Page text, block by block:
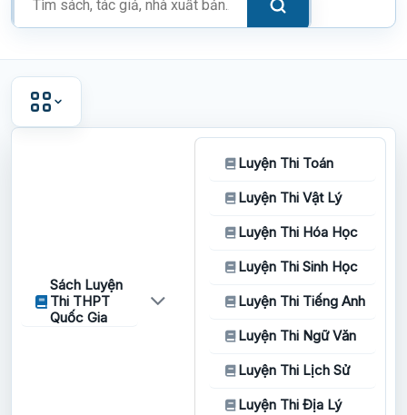
phẩm
Sách Luyện
Thi THPT
Quốc Gia
Luyện Thi Toán
Luyện Thi Vật Lý
Luyện Thi Hóa Học
Luyện Thi Sinh Học
Luyện Thi Tiếng Anh
Luyện Thi Ngữ Văn
Luyện Thi Lịch Sử
Luyện Thi Địa Lý